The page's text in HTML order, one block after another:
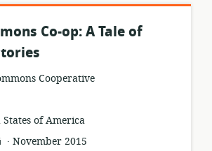
Co-op: A Tale of
Cooperative
of America
. November 2015